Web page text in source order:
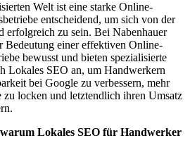
Welt ist eine starke Online-
entscheidend, um sich von der
erfolgreich zu sein. Bei Nabenhauer
Bedeutung einer effektiven Online-
bewusst und bieten spezialisierte
Lokales SEO an, um Handwerkern
bei Google zu verbessern, mehr
zu locken und letztendlich ihren Umsatz
Lokales SEO für Handwerker